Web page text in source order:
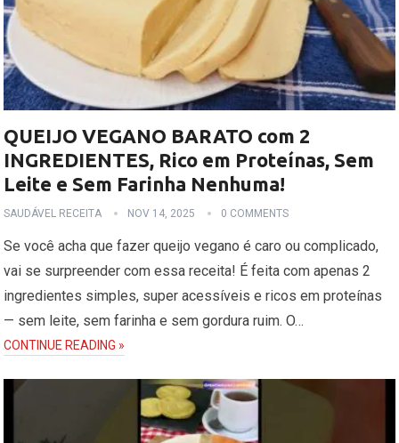
QUEIJO VEGANO BARATO com 2
INGREDIENTES, Rico em Proteínas, Sem
Leite e Sem Farinha Nenhuma!
SAUDÁVEL RECEITA NOV 14, 2025 0 COMMENTS
Se você acha que fazer queijo vegano é caro ou complicado,
vai se surpreender com essa receita! É feita com apenas 2
ingredientes simples, super acessíveis e ricos em proteínas
— sem leite, sem farinha e sem gordura ruim. O…
CONTINUE READING »